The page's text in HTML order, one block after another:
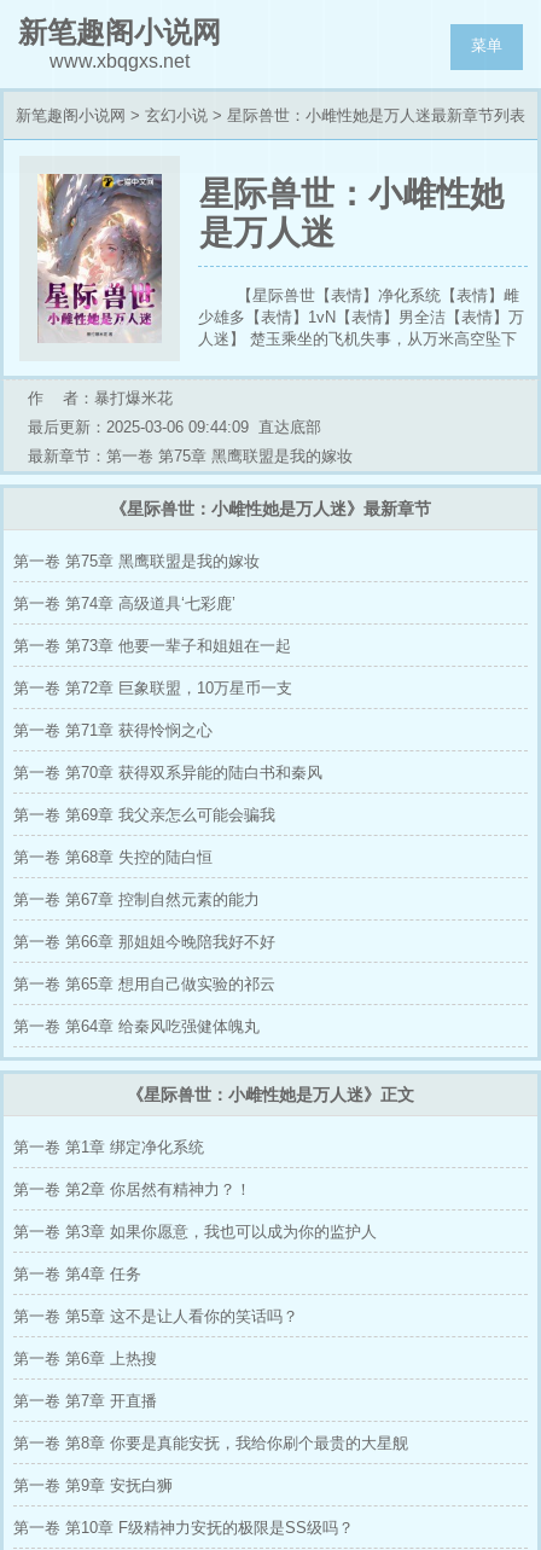
新笔趣阁小说网
www.xbqgxs.net
菜单
新笔趣阁小说网 > 玄幻小说 > 星际兽世：小雌性她是万人迷最新章节列表
星际兽世：小雌性她
是万人迷
【星际兽世【表情】净化系统【表情】雌
少雄多【表情】1vN【表情】男全洁【表情】万
人迷】 楚玉乘坐的飞机失事，从万米高空坠下
个奇怪的森林里，好巧不巧的还砸在了一个长着
说楚玉只要获得足够的净化值，就能获得相应的
奖励和能力。 看着眼前已经失控变回狼的兽
人，楚玉按照系统的提示为他净化…… 后来楚
玉的净化能力越来越强，实力也越来越强，并且
身边的雄性也越来越多，一个个可怜兮兮的看着
她，要和她结契…… 楚玉轻阖双眸，双手合
十：罪过罪过，这都是我应得的！
作 者：暴打爆米花
最后更新：2025-03-06 09:44:09 直达底部
最新章节：第一卷 第75章 黑鹰联盟是我的嫁妆
《星际兽世：小雌性她是万人迷》最新章节
第一卷 第75章 黑鹰联盟是我的嫁妆
第一卷 第74章 高级道具‘七彩鹿’
第一卷 第73章 他要一辈子和姐姐在一起
第一卷 第72章 巨象联盟，10万星币一支
第一卷 第71章 获得怜悯之心
第一卷 第70章 获得双系异能的陆白书和秦风
第一卷 第69章 我父亲怎么可能会骗我
第一卷 第68章 失控的陆白恒
第一卷 第67章 控制自然元素的能力
第一卷 第66章 那姐姐今晚陪我好不好
第一卷 第65章 想用自己做实验的祁云
第一卷 第64章 给秦风吃强健体魄丸
《星际兽世：小雌性她是万人迷》正文
第一卷 第1章 绑定净化系统
第一卷 第2章 你居然有精神力？！
第一卷 第3章 如果你愿意，我也可以成为你的监护人
第一卷 第4章 任务
第一卷 第5章 这不是让人看你的笑话吗？
第一卷 第6章 上热搜
第一卷 第7章 开直播
第一卷 第8章 你要是真能安抚，我给你刷个最贵的大星舰
第一卷 第9章 安抚白狮
第一卷 第10章 F级精神力安抚的极限是SS级吗？